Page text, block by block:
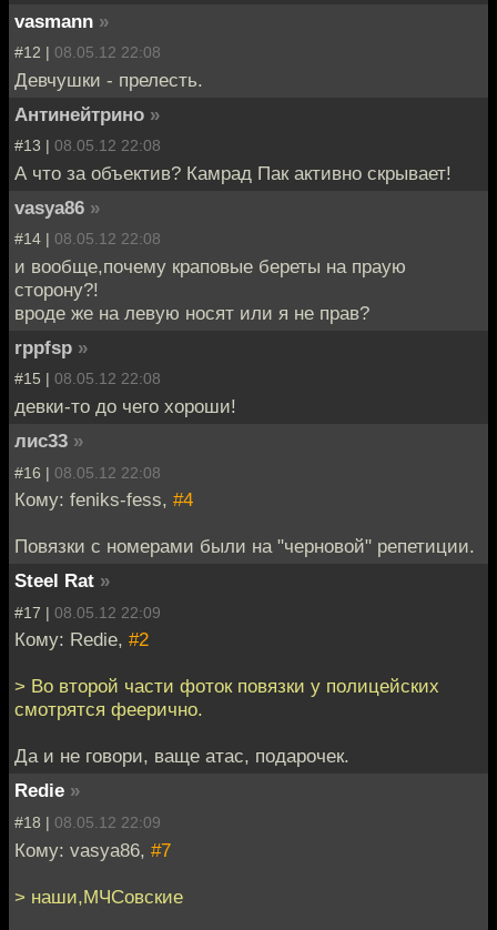
vasmann »
#12 | 08.05.12 22:08
Девчушки - прелесть.
Антинейтрино »
#13 | 08.05.12 22:08
А что за объектив? Камрад Пак активно скрывает!
vasya86 »
#14 | 08.05.12 22:08
и вообще,почему краповые береты на праую
сторону?!
вроде же на левую носят или я не прав?
rppfsp »
#15 | 08.05.12 22:08
девки-то до чего хороши!
лис33 »
#16 | 08.05.12 22:08
Кому: feniks-fess, #4
Повязки с номерами были на "черновой" репетиции.
Steel Rat »
#17 | 08.05.12 22:09
Кому: Redie, #2
> Во второй части фоток повязки у полицейских
смотрятся феерично.
Да и не говори, ваще атас, подарочек.
Redie »
#18 | 08.05.12 22:09
Кому: vasya86, #7
> наши,МЧСовские